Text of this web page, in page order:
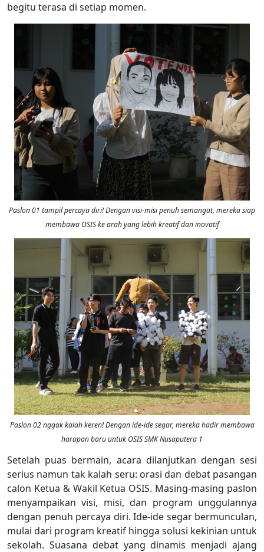
begitu terasa di setiap momen.
Paslon 01 tampil percaya diri! Dengan visi-misi penuh semangat, mereka siap
membawa OSIS ke arah yang lebih kreatif dan inovatif
Paslon 02 nggak kalah keren! Dengan ide-ide segar, mereka hadir membawa
harapan baru untuk OSIS SMK Nusaputera 1
Setelah puas bermain, acara dilanjutkan dengan sesi
serius namun tak kalah seru: orasi dan debat pasangan
calon Ketua & Wakil Ketua OSIS. Masing-masing paslon
menyampaikan visi, misi, dan program unggulannya
dengan penuh percaya diri. Ide-ide segar bermunculan,
mulai dari program kreatif hingga solusi kekinian untuk
sekolah. Suasana debat yang dinamis menjadi ajang